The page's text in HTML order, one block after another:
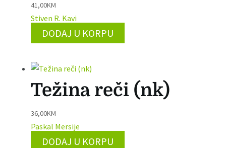
41,00KM
Stiven R. Kavi
DODAJ U KORPU
Težina reči (nk)
36,00KM
Paskal Mersije
DODAJ U KORPU